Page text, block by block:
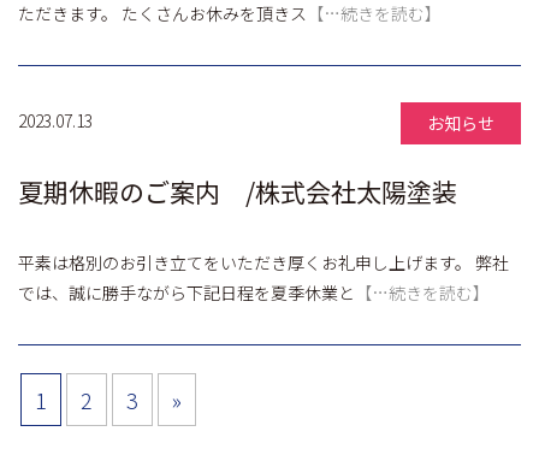
ただきます。 たくさんお休みを頂きス 【…続きを読む】
2023.07.13 お知らせ
夏期休暇のご案内 /株式会社太陽塗装
平素は格別のお引き立てをいただき厚くお礼申し上げます。 弊社
では、誠に勝手ながら下記日程を夏季休業と 【…続きを読む】
1 2 3 »